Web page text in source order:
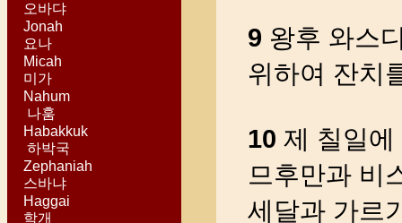
오바댜
Jonah
요나
Micah
미가
Nahum
나훔
Habakkuk
하박국
Zephaniah
스바냐
Haggai
학개
9 왕후 와스
위하여 잔치
10 제 칠일
므후만과 비
세달과 가르